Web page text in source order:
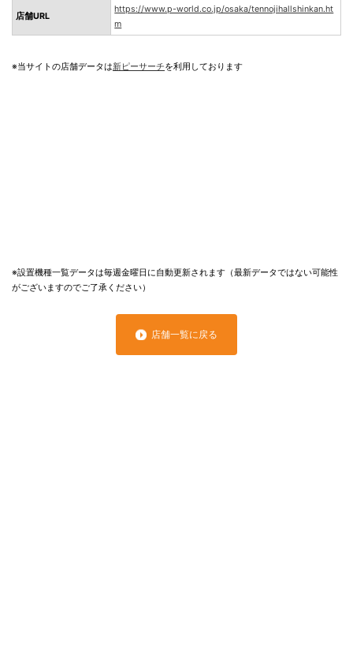
店舗URL
https://www.p-world.co.jp/osaka/tennojihallshinkan.ht
m
※当サイトの店舗データは新ピーサーチを利用しております
※設置機種一覧データは毎週金曜日に自動更新されます（最新データではない可能性
がございますのでご了承ください）
店舗一覧に戻る